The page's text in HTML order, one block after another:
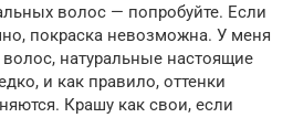
волос — попробуйте. Если
покраска невозможна. У меня
натуральные настоящие
и как правило, оттенки
Крашу как свои, если